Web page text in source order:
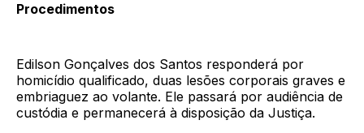
Procedimentos
Edilson Gonçalves dos Santos responderá por
homicídio qualificado, duas lesões corporais graves e
embriaguez ao volante. Ele passará por audiência de
custódia e permanecerá à disposição da Justiça.